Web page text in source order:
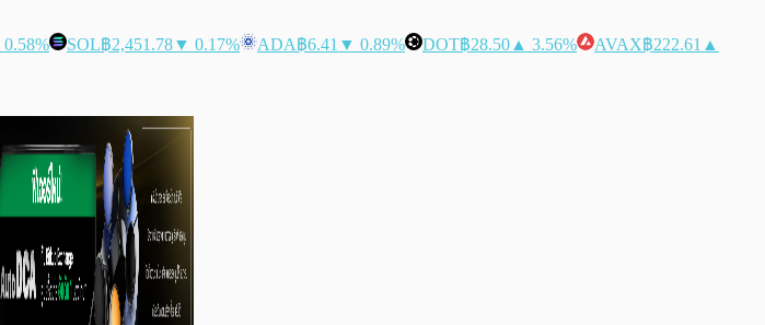
SOL฿2,451.78▼ 0.17% ADA฿6.41 ▼ 0.89% DOT฿28.50 ▲ 3.56% AVAX฿222.61 ▲